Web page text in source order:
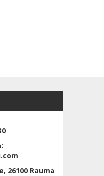
26100 Rauma